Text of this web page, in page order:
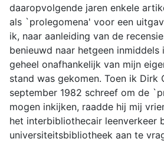
daaropvolgende jaren enkele
als `prolegomena' voor een
ik, naar aanleiding van de
benieuwd naar hetgeen inmiddels
geheel onafhankelijk van mijn
stand was gekomen. Toen ik Dirk
september 1982 schreef om de
mogen inkijken, raadde hij mij
het interbibliothecair leenverkeer
universiteitsbibliotheek aan te